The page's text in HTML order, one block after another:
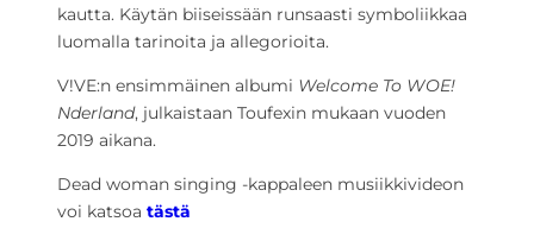
kautta. Käytän biiseissään runsaasti symboliikkaa
luomalla tarinoita ja allegorioita.
V!VE:n ensimmäinen albumi Welcome To WOE!
Nderland, julkaistaan Toufexin mukaan vuoden
2019 aikana.
Dead woman singing -kappaleen musiikkivideon
voi katsoa tästä